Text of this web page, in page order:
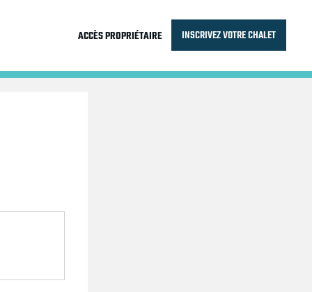
ACCÈS PROPRIÉTAIRE INSCRIVEZ VOTRE CHALET